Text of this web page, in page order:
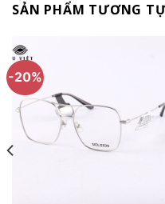
SẢN PHẨM TƯƠNG
-20%